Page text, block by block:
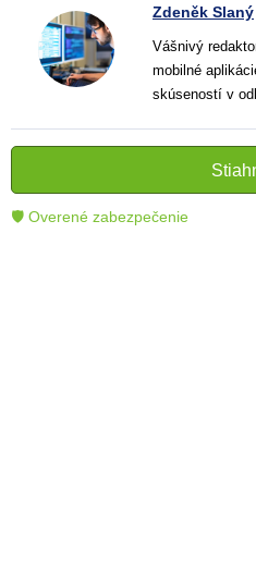
Zdeněk Slaný
Vášnivý
mobilné
skúseností v
informatívnych
čitateľom
technológie.
🛡 Overené zabezpečenie